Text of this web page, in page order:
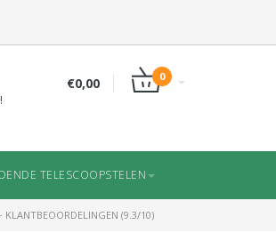
€0,00 0
TELESCOOPSTELEN
KLANTBEOORDELINGEN (9.3/10)